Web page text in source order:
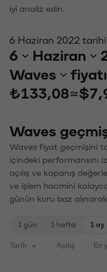
iyi analiz edin.
6 Haziran 2022
6 Haziran
Waves
₺133,08≈
Waves
Waves fiyat geçmişini
içindeki performansını
açılış ve kapanış
ve işlem hacmini
günün kuru baz
1 gün 1 hafta 1 ay
Tarih Açılış En